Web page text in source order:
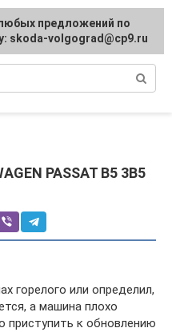
PASSAT B5 3B5
горелого или определил,
а машина плохо
приступить к обновлению
предложений по
skoda-volgograd@cp9.ru